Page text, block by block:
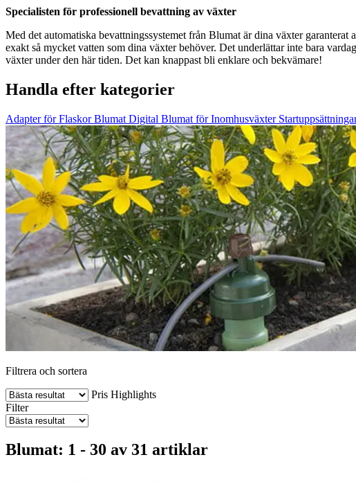
Specialisten för professionell bevattning av växter
Med det automatiska bevattningssystemet från Blumat är dina växter
exakt så mycket vatten som dina växter behöver. Det underlättar inte bara
växter under den här tiden. Det kan knappast bli enklare och bekvämare!
Handla efter kategorier
Adapter för Flaskor Blumat Digital Blumat för Inomhusväxter
Filtrera och sortera
Pris Highlights
Filter
Blumat: 1 - 30 av 31 artiklar